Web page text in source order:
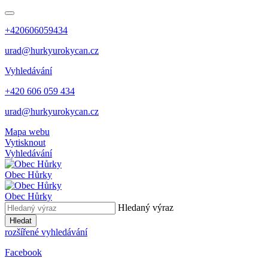
+420606059434
urad@hurkyurokycan.cz
Vyhledávání
+420 606 059 434
urad@hurkyurokycan.cz
Mapa webu
Vytisknout
Vyhledávání
Obec Hůrky
Obec Hůrky
Hledaný výraz
Hledat
rozšířené vyhledávání
Facebook